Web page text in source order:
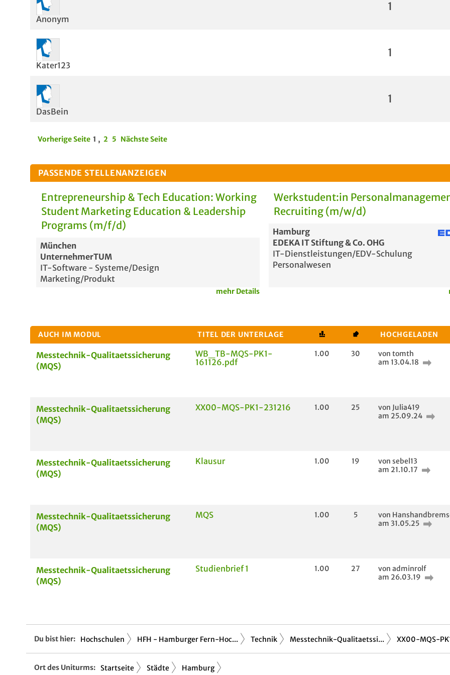
Anonym
1
Kater123
1
DasBein
1
Vorherige Seite 1 , 2 5 Nächste Seite
PASSENDE STELLENANZEIGEN
Entrepreneurship & Tech Education: Working
Student Marketing Education & Leadership
Programs (m/f/d)
München
UnternehmerTUM
IT-Software - Systeme/Design
Marketing/Produkt
mehr Details
Werkstudent:in
Recruiting (m/w/d)
Hamburg
EDEKA IT Stiftung & Co. OHG
IT-Dienstleistungen/EDV-Schulung
Personalwesen
AUCH IM MODUL TITEL DER UNTERLAGE HOCHGELADEN
Messtechnik-Qualitaetssicherung
(MQS)
WB_TB-MQS-PK1-
161126.pdf
1.00 30
von tomth
am 13.04.18
Messtechnik-Qualitaetssicherung
(MQS)
XX00-MQS-PK1-231216 1.00 25
von Julia419
am 25.09.24
Messtechnik-Qualitaetssicherung
(MQS)
Klausur 1.00 19
von sebel13
am 21.10.17
Messtechnik-Qualitaetssicherung
(MQS)
MQS 1.00 5
von
am 31.05.25
Messtechnik-Qualitaetssicherung
(MQS)
Studienbrief 1 1.00 27
von adminrolf
am 26.03.19
Du bist hier: Hochschulen HFH - Hamburger Fern-Hoc... Technik Messtechnik-Qualitaetssi... XX00-MQS-
Ort des Uniturms: Startseite Städte Hamburg